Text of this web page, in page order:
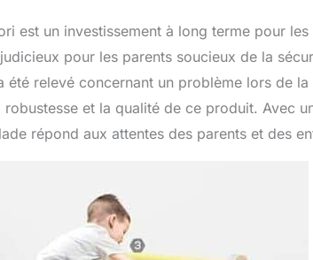
est un investissement à long terme pour
pour les parents soucieux de la
été relevé concernant un problème lors de
et la qualité de ce produit. Avec
répond aux attentes des parents et des